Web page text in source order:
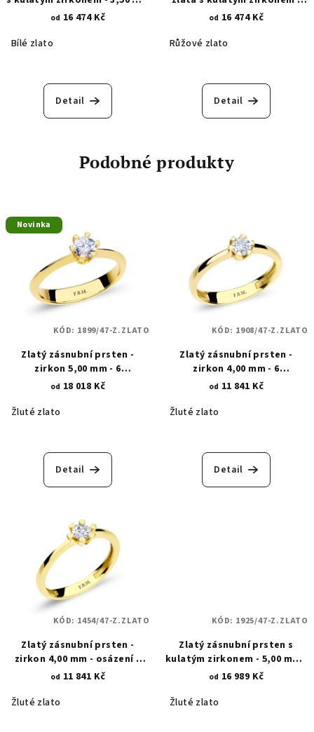
- 6 trojúhelníkových krapen
od 16 474 Kč
Bílé zlato
Detail
3,50 mm - 6 trojúhelníkových
od 16 474 Kč
Růžové zlato
Detail
Podobné produkty
Novinka
Zlatý zásnubní prsten -
zirkon 5,00 mm - 6
trojúhelníkových krapen 1899
od 18 018 Kč
Žluté zlato
Detail
KÓD: 1899/47-Z.ZLATO
Zlatý zásnubní prsten -
zirkon 4,00 mm - 6
trojúhelníkových krapen 1908
od 11 841 Kč
Žluté zlato
Detail
KÓD: 1908/47-Z.ZLATO
Zlatý zásnubní prsten -
zirkon 4,00 mm - osázení 6
trojúhelníkových krapen 1454
od 11 841 Kč
Žluté zlato
KÓD: 1454/47-Z.ZLATO
Zlatý zásnubní prsten s
kulatým zirkonem - 5,00 mm -
6 trojúhelníkových krapen
od 16 989 Kč
Žluté zlato
KÓD: 1925/47-Z.ZLATO